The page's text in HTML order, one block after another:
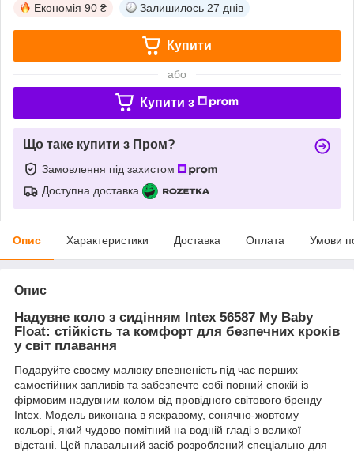
Економія 90 ₴ Залишилось 27 днів
Купити
або
Купити з
Що таке купити з Пром?
Замовлення під захистом
Доступна доставка
Опис Характеристики Доставка Оплата Умови
Опис
Надувне коло з сидінням Intex 56587 My Baby
Float: стійкість та комфорт для безпечних кроків
у світ плавання
Подаруйте своєму малюку впевненість під час перших
самостійних запливів та забезпечте собі повний спокій із
фірмовим надувним колом від провідного світового бренду
Intex. Модель виконана в яскравому, сонячно-жовтому
кольорі, який чудово помітний на водній гладі з великої
відстані. Цей плавальний засіб розроблений спеціально для